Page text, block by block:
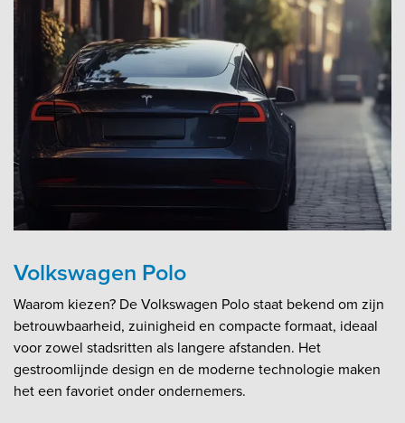
Volkswagen Polo
Waarom kiezen? De Volkswagen Polo staat bekend om zijn
betrouwbaarheid, zuinigheid en compacte formaat, ideaal
voor zowel stadsritten als langere afstanden. Het
gestroomlijnde design en de moderne technologie maken
het een favoriet onder ondernemers.​